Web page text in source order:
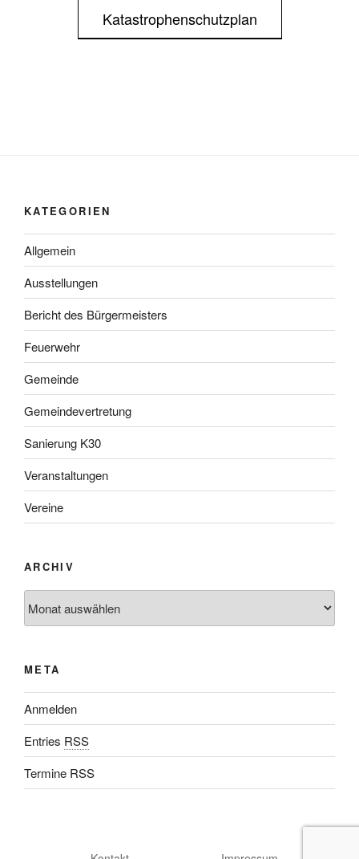
Katastrophenschutzplan
KATEGORIEN
Allgemein
Ausstellungen
Bericht des Bürgermeisters
Feuerwehr
Gemeinde
Gemeindevertretung
Sanierung K30
Veranstaltungen
Vereine
ARCHIV
META
Anmelden
Entries RSS
Termine RSS